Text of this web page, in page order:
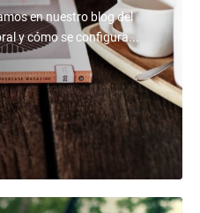
en nuestro blog del
y cómo se configura...